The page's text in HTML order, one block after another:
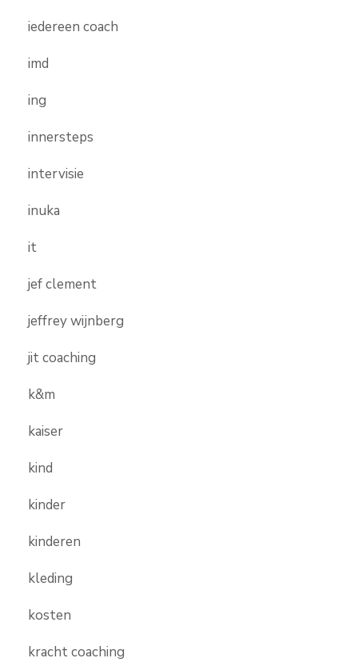
iedereen coach
imd
ing
innersteps
intervisie
inuka
it
jef clement
jeffrey wijnberg
jit coaching
k&m
kaiser
kind
kinder
kinderen
kleding
kosten
kracht coaching